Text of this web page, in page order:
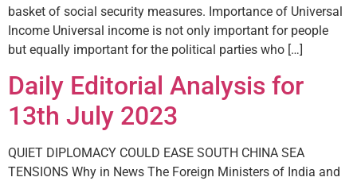
basket of social security measures. Importance of Universal
Income Universal income is not only important for people
but equally important for the political parties who […]
Daily Editorial Analysis for
13th July 2023
QUIET DIPLOMACY COULD EASE SOUTH CHINA SEA
TENSIONS Why in News The Foreign Ministers of India and